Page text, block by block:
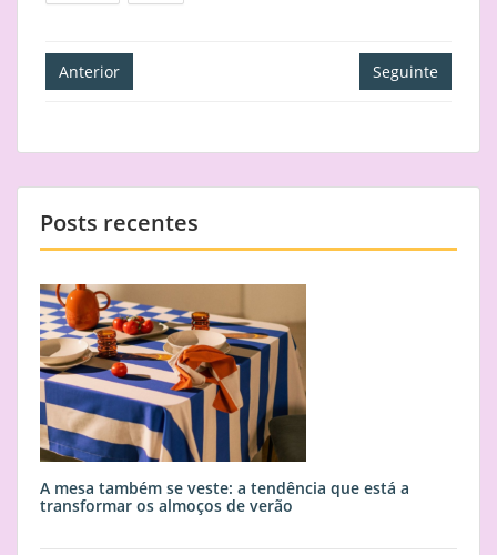
Navegação
de
Anterior Seguinte
Posts recentes
A mesa também se veste: a tendência que está a
transformar os almoços de verão